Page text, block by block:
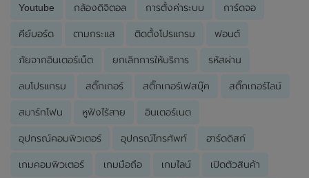
Youtube กล้องดิจิตอล การตั้งค่าระบบ การ์ดจอ
คีย์บอร์ด ตามกระแส ติดตั้งโปรแกรม ฟอนต์
ภัยจากอินเตอร์เน็ต ยกเลิกการให้บริการ รหัสผ่าน
ลบโปรแกรม สติ๊กเกอร์ สติ๊กเกอร์เฟสบุ๊ค สติ๊กเกอร์ไลน์
สมาร์ทโฟน หูฟังไร้สาย อินเตอร์เนต
อุปกรณ์คอมพิวเตอร์ อุปกรณ์โทรศัพท์ ฮาร์ดดิสก์
เกมคอมพิวเตอร์ เกมมือถือ เกมไลน์ เปิดตัวสินค้า